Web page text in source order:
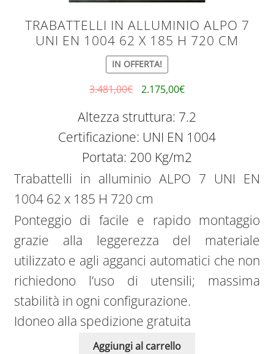
TRABATTELLI IN ALLUMINIO ALPO 7
UNI EN 1004 62 X 185 H 720 CM
IN OFFERTA!
3.481,00€ 2.175,00€
Altezza struttura: 7.2
Certificazione: UNI EN 1004
Portata: 200 Kg/m2
Trabattelli in alluminio ALPO 7 UNI EN
1004 62 x 185 H 720 cm
Ponteggio di facile e rapido montaggio
grazie alla leggerezza del materiale
utilizzato e agli agganci automatici che non
richiedono l’uso di utensili; massima
stabilità in ogni configurazione.
Idoneo alla spedizione gratuita
Aggiungi al carrello